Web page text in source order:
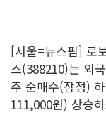
[서울=뉴스핌] 로
스(388210)는 외
주 순매수(잠정)
111,000원) 상승